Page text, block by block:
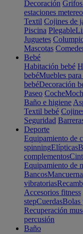
Decoración
estaciones
Textil Cojines de
Piscina Plegable
Juguetes
Mascotas
Bebé
Habitación bebé
bebéMuebles
bebéDecoración
Paseo Coche
Baño e higiene
Textil bebé
Seguridad
Deporte
Equipamiento de
spinningElípticas
complementos
Equipamiento de
Bancos
vibratorias
Accesorios fitness
stepCuerdasBolas
Recuperación
percusión
Baño